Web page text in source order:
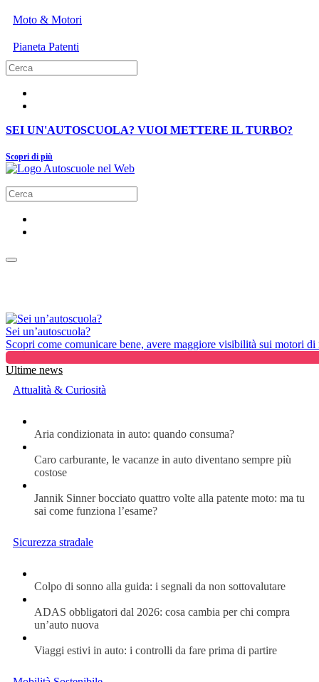
Moto & Motori
Pianeta Patenti
SEI UN'AUTOSCUOLA? VUOI METTERE IL TURBO?
Scopri di più
Sei un’autoscuola?
Scopri come comunicare bene, avere maggiore visibilità sui motori
Ultime news
Attualità & Curiosità
Aria condizionata in auto: quando consuma?
Caro carburante, le vacanze in auto diventano sempre più
costose
Jannik Sinner bocciato quattro volte alla patente moto: ma tu
sai come funziona l’esame?
Sicurezza stradale
Colpo di sonno alla guida: i segnali da non sottovalutare
ADAS obbligatori dal 2026: cosa cambia per chi compra
un’auto nuova
Viaggi estivi in auto: i controlli da fare prima di partire